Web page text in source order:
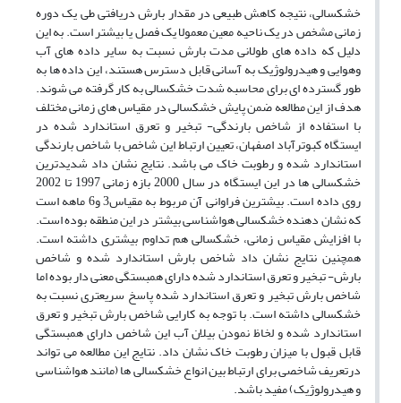
خشکسالی، نتیجه کاهش طبیعی در مقدار بارش دریافتی طی یک دوره
زمانی مشخص در یک ناحیه معین معمولا یک فصل یا بیشتر است. به این
دلیل که داده های طولانی مدت بارش نسبت به سایر داده های آب
وهوایی و هیدرولوژیک به آسانی قابل دسترس هستند، این داده ها به
طور گسترده ای برای محاسبه شدت خشکسالی به کار گرفته می شوند.
هدف از این مطالعه ضمن پایش خشکسالی در مقیاس های زمانی مختلف
با استفاده از شاخص بارندگی- تبخیر و تعرق استاندارد شده در
ایستگاه کبوترآباد اصفهان، تعیین ارتباط این شاخص با شاخص بارندگی
استاندارد شده و رطوبت خاک می باشد. نتایج نشان داد شدیدترین
خشکسالی ها در این ایستگاه در سال 2000 بازه زمانی 1997 تا 2002
روی داده است. بیشترین فراوانی آن مربوط به مقیاس3 و6 ماهه است
که نشان دهنده خشکسالی هواشناسی بیشتر در این منطقه بوده است.
با افزایش مقیاس زمانی، خشکسالی هم تداوم بیشتری داشته است.
همچنین نتایج نشان داد شاخص بارش استاندارد شده و شاخص
بارش- تبخیر و تعرق استاندارد شده دارای همبستگی معنی دار بوده اما
شاخص بارش تبخیر و تعرق استاندارد شده پاسخ سریعتری نسبت به
خشکسالی داشته است. با توجه به کارایی شاخص بارش تبخیر و تعرق
استاندارد شده و لخاظ نمودن بیلان آب این شاخص دارای همبستگی
قابل قبول با میزان رطوبت خاک نشان داد. نتایج این مطالعه می تواند
درتعریف شاخصی برای ارتباط بین انواع خشکسالی ها (مانند هواشناسی
و هیدرولوژیک) مفید باشد.